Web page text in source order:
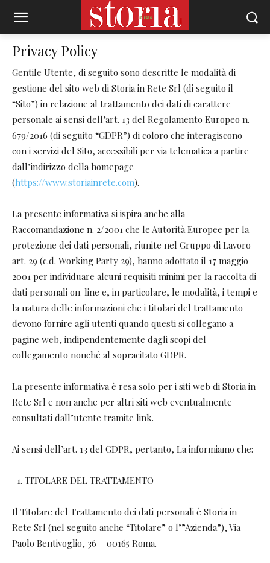
Privacy Policy
Gentile Utente, di seguito sono descritte le modalità di
gestione del sito web di Storia in Rete Srl (di seguito il
“Sito”) in relazione al trattamento dei dati di carattere
personale ai sensi dell’art. 13 del Regolamento Europeo n.
679/2016 (di seguito “GDPR”) di coloro che interagiscono
con i servizi del Sito, accessibili per via telematica a partire
dall’indirizzo della homepage
(https://www.storiainrete.com).
La presente informativa si ispira anche alla
Raccomandazione n. 2/2001 che le Autorità Europee per la
protezione dei dati personali, riunite nel Gruppo di Lavoro
art. 29 (c.d. Working Party 29), hanno adottato il 17 maggio
2001 per individuare alcuni requisiti minimi per la raccolta di
dati personali on-line e, in particolare, le modalità, i tempi e
la natura delle informazioni che i titolari del trattamento
devono fornire agli utenti quando questi si collegano a
pagine web, indipendentemente dagli scopi del
collegamento nonché al sopracitato GDPR.
La presente informativa è resa solo per i siti web di Storia in
Rete Srl e non anche per altri siti web eventualmente
consultati dall’utente tramite link.
Ai sensi dell’art. 13 del GDPR, pertanto, La informiamo che:
TITOLARE DEL TRATTAMENTO
Il Titolare del Trattamento dei dati personali è Storia in
Rete Srl (nel seguito anche “Titolare” o l’”Azienda”), Via
Paolo Bentivoglio, 36 – 00165 Roma.